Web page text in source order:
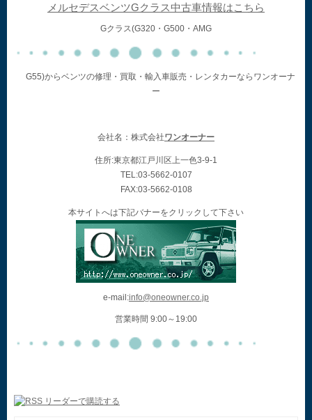
メルセデスベンツGクラス中古車情報はこちら
Gクラス(G320・G500・AMG
G55)からベンツの修理・買取・輸入車販売・レンタカーならワンオーナ
ー
会社名：株式会社ワンオーナー
住所:東京都江戸川区上一色3-9-1
TEL:03-5662-0107
FAX:03-5662-0108
本サイトへは下記バナーをクリックして下さい
e-mail:info@oneowner.co.jp
営業時間 9:00～19:00